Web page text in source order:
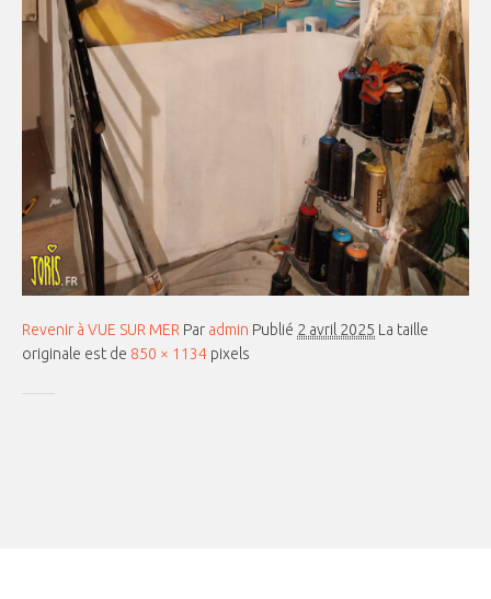
Revenir à VUE SUR MER Par admin Publié 2 avril 2025 La taille
originale est de 850 × 1134 pixels